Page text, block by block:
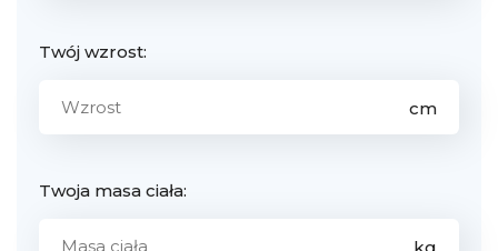
Twój wzrost:
Twoja masa ciała: